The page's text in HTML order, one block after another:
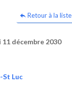
Retour à la
décembre 2030
St Luc